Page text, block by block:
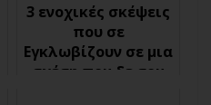
3 ενοχικές σκέψεις
που σε
Εγκλωβίζουν σε μια
σχέση που δε σου